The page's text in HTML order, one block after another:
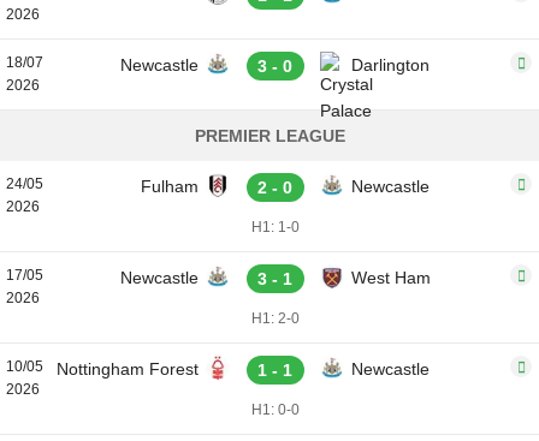
2026
18/07
2026
Newcastle 3 - 0 Darlington
PREMIER LEAGUE
24/05
2026
Fulham 2 - 0 Newcastle
H1: 1-0
17/05
2026
Newcastle 3 - 1 West Ham
H1: 2-0
10/05
2026
Nottingham Forest 1 - 1 Newcastle
H1: 0-0